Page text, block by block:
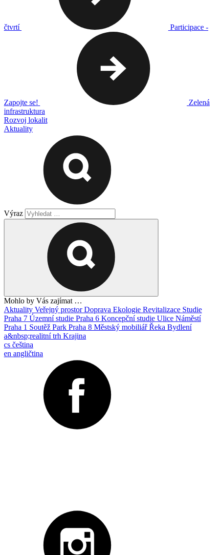
čtvrtí Participace -
Zapojte se!
Zelená
infrastruktura
Rozvoj lokalit
Aktuality
Výraz
Mohlo by Vás zajímat …
Aktuality Veřejný prostorDoprava Ekologie Revitalizace Studie
Praha 7 Územní studie Praha 6 Koncepční studie Ulice Náměstí
Praha 1 Soutěž Park Praha 8 Městský mobiliářŘeka Bydlení
a&nbsp;realitní trh Krajina
cs čeština
en angličtina